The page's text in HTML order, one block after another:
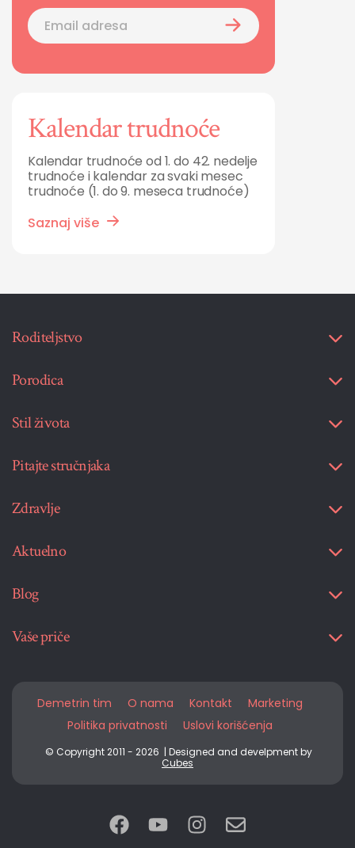
Kalendar trudnoće
Kalendar trudnoće od 1. do 42. nedelje
trudnoće i kalendar za svaki mesec
trudnoće (1. do 9. meseca trudnoće)
Saznaj više
Roditeljstvo
Porodica
Stil života
Pitajte stručnjaka
Zdravlje
Aktuelno
Blog
Vaše priče
Demetrin tim O nama Kontakt
Marketing
Politika privatnosti
Uslovi korišćenja
© Copyright 2011 - 2026 | Designed and develpment by
Cubes